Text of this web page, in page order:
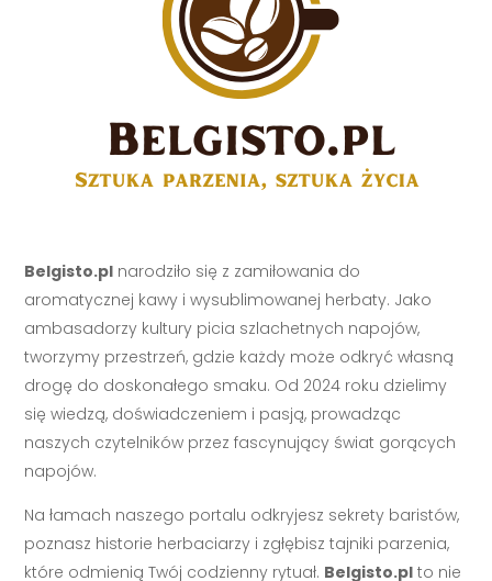
Belgisto.pl narodziło się z zamiłowania do
aromatycznej kawy i wysublimowanej herbaty. Jako
ambasadorzy kultury picia szlachetnych napojów,
tworzymy przestrzeń, gdzie każdy może odkryć własną
drogę do doskonałego smaku. Od 2024 roku dzielimy
się wiedzą, doświadczeniem i pasją, prowadząc
naszych czytelników przez fascynujący świat gorących
napojów.
Na łamach naszego portalu odkryjesz sekrety baristów,
poznasz historie herbaciarzy i zgłębisz tajniki parzenia,
które odmienią Twój codzienny rytuał. Belgisto.pl to nie